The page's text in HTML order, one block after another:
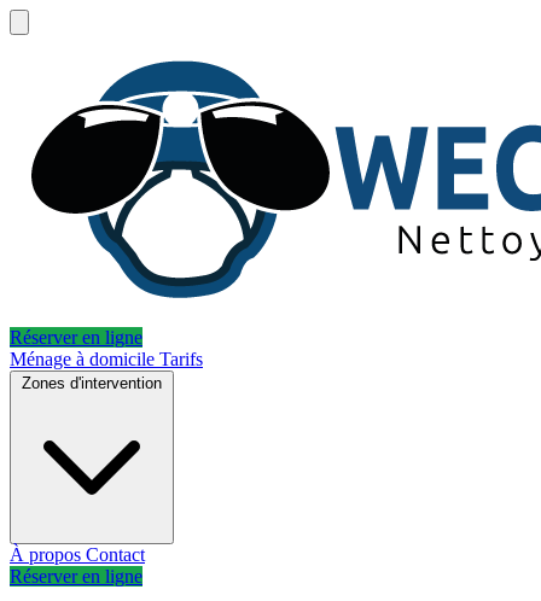
Réserver en ligne
Ménage à domicile Tarifs
Zones d'intervention
À propos Contact
Réserver en ligne